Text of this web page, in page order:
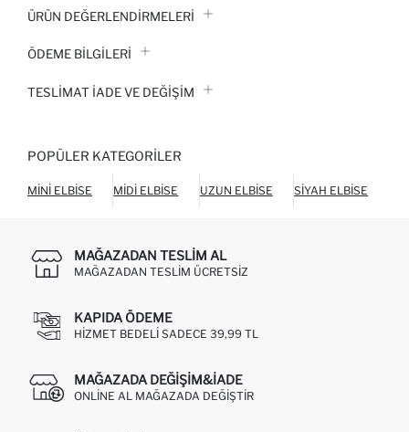
ÜRÜN DEĞERLENDİRMELERİ
ÖDEME BİLGİLERİ
TESLIMAT İADE VE DEĞIŞIM
POPÜLER KATEGORILER
MINI ELBISE MIDI ELBISE UZUN ELBISE SIYAH ELBISE
MAĞAZADAN TESLIM AL
MAĞAZADAN TESLIM ÜCRETSIZ
KAPIDA ÖDEME
HIZMET BEDELI SADECE 39,99 TL
MAĞAZADA DEĞIŞIM&İADE
ONLINE AL MAĞAZADA DEĞIŞTIR